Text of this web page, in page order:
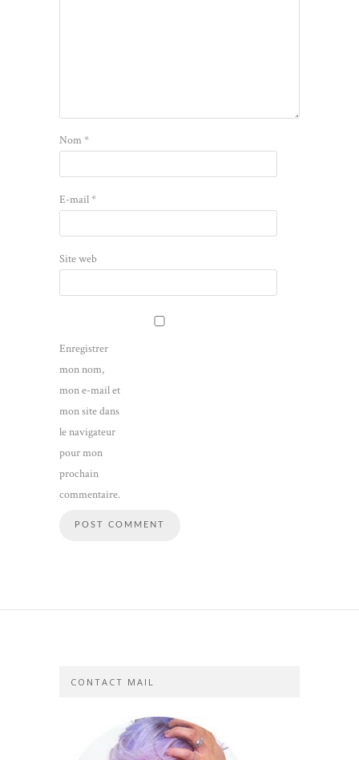
Nom*
E-mail*
Site web
Enregistrer
mon nom,
mon e-mail et
mon site dans
le navigateur
pour mon
prochain
commentaire.
CONTACT MAIL